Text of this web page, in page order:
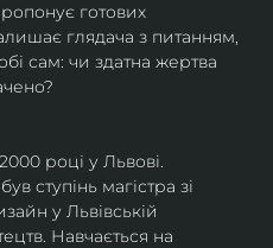
готових
глядача з питанням,
сам: чи здатна жертва
році у Львові.
ступінь магістра зі
у Львівській
Навчається на